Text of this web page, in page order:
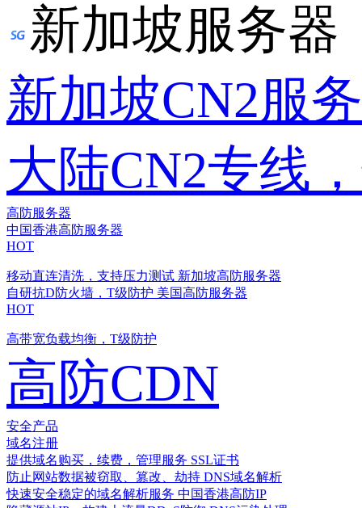
新加坡服务器
新加坡CN2服
大陆CN2专线
高防服务器
中国香港高防服务器
HOT
移动直连清洗，支持压力测试 新加坡高防服务器
自研抗D防火墙，T级防护 美国高防服务器
HOT
高带宽负载均衡，T级防护
高防CDN
安全产品
域名注册
提供域名购买，续费，管理服务 SSL证书
防止网站数据被窃取、篡改、劫持 DNS域名解析
快速安全稳定的域名解析服务 中国香港高防IP